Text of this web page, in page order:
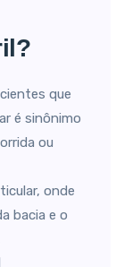
que
é sinônimo
ou
onde
bacia e o